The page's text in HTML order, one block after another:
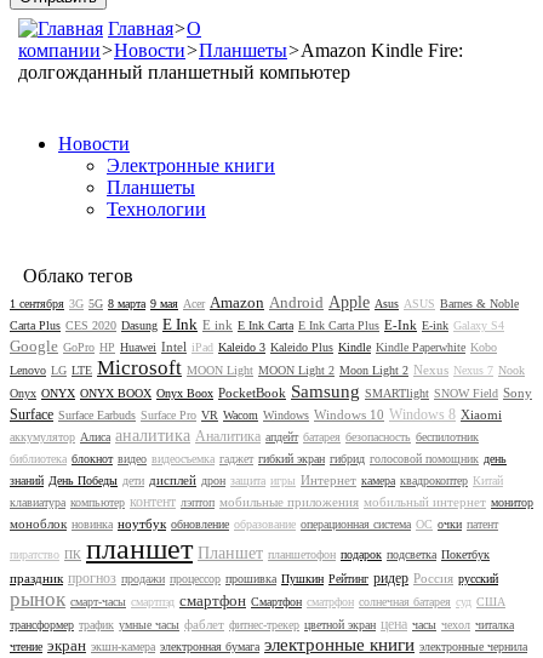
Главная>О
компании>Новости>Планшеты>Amazon Kindle Fire:
долгожданный планшетный компьютер
Новости
Электронные книги
Планшеты
Технологии
Облако тегов
1 сентября 3G 5G 8 марта 9 мая Acer Amazon Android Apple Asus ASUS Barnes & Noble
Carta Plus CES 2020 Dasung E Ink E ink E Ink Carta E Ink Carta Plus E-Ink E-ink Galaxy S4
Google GoPro HP Huawei Intel iPad Kaleido 3 Kaleido Plus Kindle Kindle Paperwhite Kobo
Lenovo LG LTE Microsoft MOON Light MOON Light 2 Moon Light 2 Nexus Nexus 7 Nook
Onyx ONYX ONYX BOOX Onyx Boox PocketBook Samsung SMARTlight SNOW Field Sony
Surface Surface Earbuds Surface Pro VR Wacom Windows Windows 10 Windows 8 Xiaomi
аккумулятор Алиса аналитика Аналитика апдейт батарея безопасность беспилотник
библиотека блокнот видео видеосъемка гаджет гибкий экран гибрид голосовой помощник день
знаний День Победы дети дисплей дрон защита игры Интернет камера квадрокоптер Китай
клавиатура компьютер контент лэптоп мобильные приложения мобильный интернет монитор
моноблок новинка ноутбук обновление образование операционная система ОС очки патент
пиратство ПК планшет Планшет планшетофон подарок подсветка Покетбук
праздник прогноз продажи процессор прошивка Пушкин Рейтинг ридер Россия русский
рынок смарт-часы смартпэд смартфон Смартфон сматрфон солнечная батарея суд США
трансформер трафик умные часы фаблет фитнес-трекер цветной экран цена часы чехол читалка
чтение экран экшн-камера электронная бумага электронные книги электронные чернила